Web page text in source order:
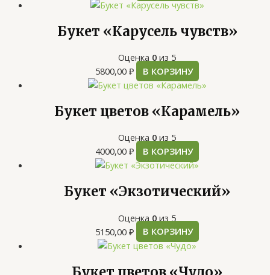
Букет «Карусель чувств»
Оценка 0 из 5
5800,00 ₽ В КОРЗИНУ
Букет цветов «Карамель»
Оценка 0 из 5
4000,00 ₽ В КОРЗИНУ
Букет «Экзотический»
Оценка 0 из 5
5150,00 ₽ В КОРЗИНУ